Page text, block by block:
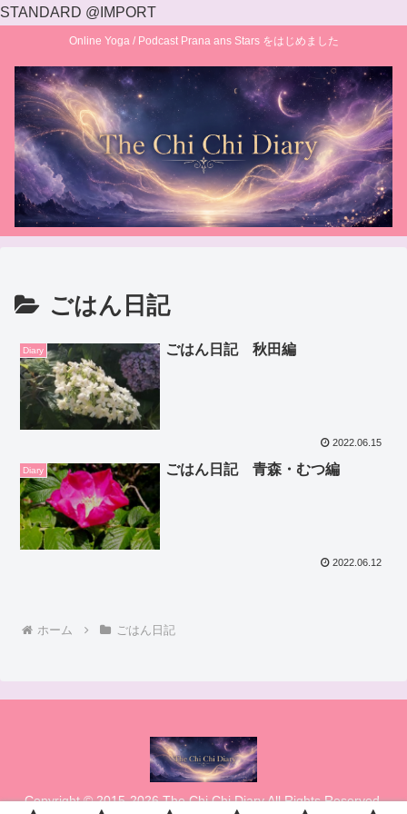
STANDARD @IMPORT
Online Yoga / Podcast Prana ans Stars をはじめました
ごはん日記
Diary ごはん日記 秋田編
2022.06.15
Diary ごはん日記 青森・むつ編
2022.06.12
ホーム ごはん日記
Copyright © 2015-2026 The Chi Chi Diary All Rights Reserved.